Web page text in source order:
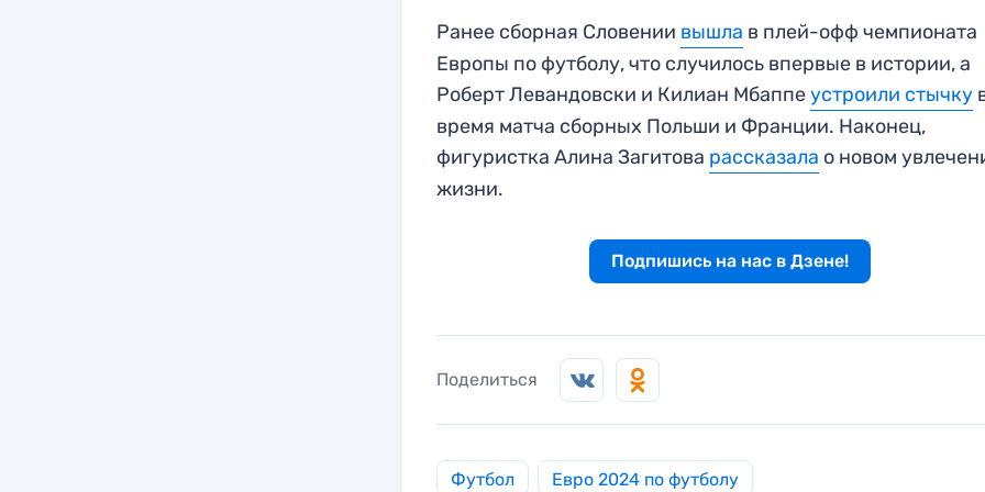
Ранее сборная Словении вышла в плей-офф чемпионата
Европы по футболу, что случилось впервые в истории, а
Роберт Левандовски и Килиан Мбаппеустроили стычку
время матча сборных Польши и Франции. Наконец,
фигуристка Алина Загитова рассказала о новом
жизни.
Подпишись на нас в Дзене!
Поделиться
Футбол Евро 2024 по футболу